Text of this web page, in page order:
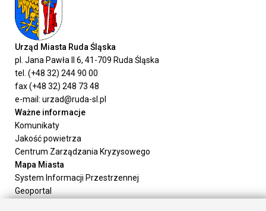
Urząd Miasta Ruda Śląska
pl. Jana Pawła II 6, 41-709 Ruda Śląska
tel. (+48 32) 244 90 00
fax (+48 32) 248 73 48
e-mail: urzad@ruda-sl.pl
Ważne informacje
Komunikaty
Jakość powietrza
Centrum Zarządzania Kryzysowego
Mapa Miasta
System Informacji Przestrzennej
Geoportal